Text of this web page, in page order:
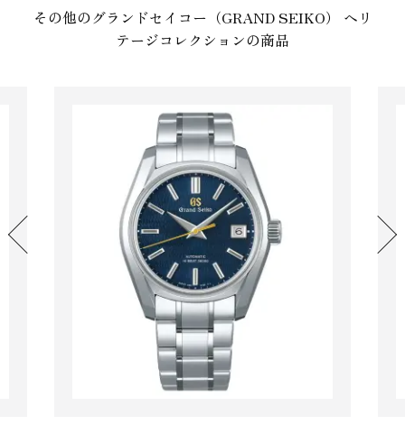
その他のグランドセイコー（GRAND SEIKO） ヘリ
テージコレクションの商品